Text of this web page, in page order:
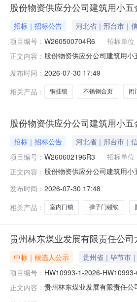
股份物资供应分公司建筑用小
招标｜招标公告 河北省｜邢台市｜
项目编号： W260500704R6 招标单位
正文内容： 股份物资供应分公司建筑用
100018230铜挂锁50mm把
发布时间： 2026-07-30 17:49
相关产品：
铜挂锁 不锈钢合页 闭
股份物资供应分公司建筑用小
招标｜招标公告 河北省｜邢台市｜
项目编号： W260602196R3 招标单位
正文内容： 股份物资供应分公司建筑用
100018243圆钉50mm公斤
发布时间： 2026-07-30 17:48
相关产品：
室内门锁 弹子门碰锁
贵州林东煤业发展有限责任公
中标｜候选人公示 贵州省｜毕节市
项目编号： HW10993-1-2026-
正文内容： 贵州林东煤业发展有限责任